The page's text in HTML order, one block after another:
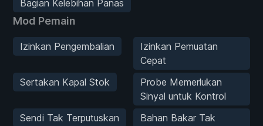
Bagian Kelebihan Panas
Mod Pemain
Izinkan Pengembalian
Izinkan Pemuatan
Cepat
Sertakan Kapal Stok
Probe Memerlukan
Sinyal untuk Kontrol
Sendi Tak Terputuskan
Bahan Bakar Tak